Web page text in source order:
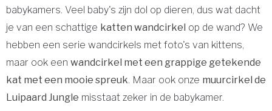
babykamers. Veel baby's zijn dol op dieren, dus wat dacht
je van een schattige katten wandcirkel op de wand? We
hebben een serie wandcirkels met foto's van kittens,
maar ook een wandcirkel met een grappige getekende
kat met een mooie spreuk. Maar ook onze muurcirkel de
Luipaard Jungle misstaat zeker in de babykamer.